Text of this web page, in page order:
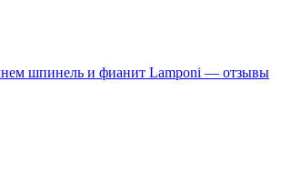
шпинель и фианит Lamponi — отзывы